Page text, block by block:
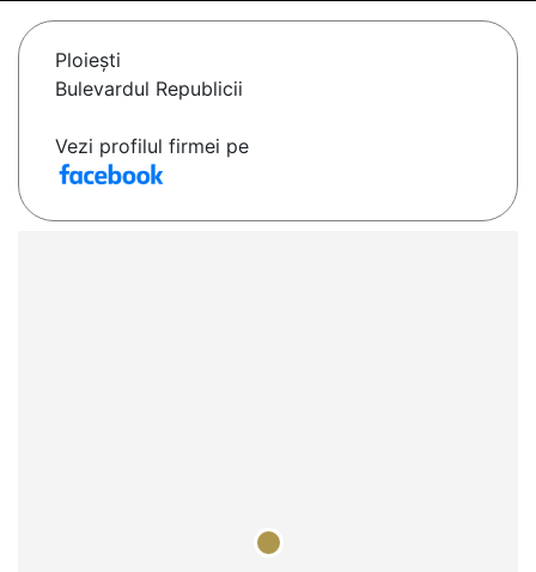
Ploieşti
Bulevardul Republicii
Vezi profilul firmei pe